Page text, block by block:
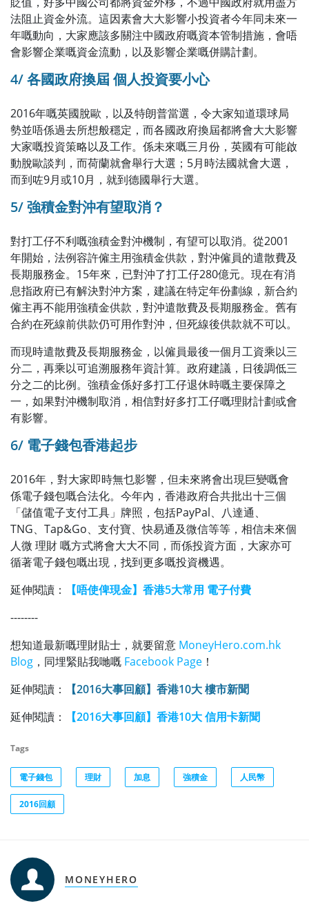
法阻止資金外流。這因素會大大影響小投資者今年同未來一
年嘅動向，大家應該多關注中國政府嘅資本管制措施，會唔
會影響企業嘅資金流動，以及影響企業嘅併購計劃。
4/ 各國政府換屆 個人投資要小心
2016年嘅英國脫歐，以及特朗普當選，令大家知道環球局
勢並唔係過去所想般穩定，而各國政府換屆都將會大大影響
大家嘅投資策略以及工作。係未來嘅三月份，英國有可能啟
動脫歐談判，而荷蘭就會舉行大選；5月時法國就會大選，
而到咗9月或10月，就到德國舉行大選。
5/ 強積金對沖有望取消？
對打工仔不利嘅強積金對沖機制，有望可以取消。從2001
年開始，法例容許僱主用強積金供款，對沖僱員的遣散費及
長期服務金。15年來，已對沖了打工仔280億元。現在有消
息指政府已有解決對沖方案，建議在特定年份劃線，新合約
僱主再不能用強積金供款，對沖遣散費及長期服務金。舊有
合約在死線前供款仍可用作對沖，但死線後供款就不可以。
而現時遣散費及長期服務金，以僱員最後一個月工資乘以三
分二，再乘以可追溯服務年資計算。政府建議，日後調低三
分之二的比例。強積金係好多打工仔退休時嘅主要保障之
一，如果對沖機制取消，相信對好多打工仔嘅理財計劃或會
有影響。
6/ 電子錢包香港起步
2016年，對大家即時無乜影響，但未來將會出現巨變嘅會
係電子錢包嘅合法化。今年內，香港政府合共批出十三個
「儲值電子支付工具」牌照，包括PayPal、八達通、
TNG、Tap&Go、支付寶、快易通及微信等等，相信未來個
人微 理財 嘅方式將會大大不同，而係投資方面，大家亦可
循著電子錢包嘅出現，找到更多嘅投資機遇。
延伸閱讀：
【唔使俾現金】香港5大常用 電子付費
--------
想知道最新嘅理財貼士，就要留意 MoneyHero.com.hk
Blog ，同埋緊貼我哋嘅 Facebook Page ！
延伸閱讀：
【2016大事回顧】香港10大 樓市新聞
延伸閱讀：
【2016大事回顧】香港10大 信用卡新聞
Tags
電子錢包 理財 加息 強積金 人民幣
2016回顧
MONEYHERO